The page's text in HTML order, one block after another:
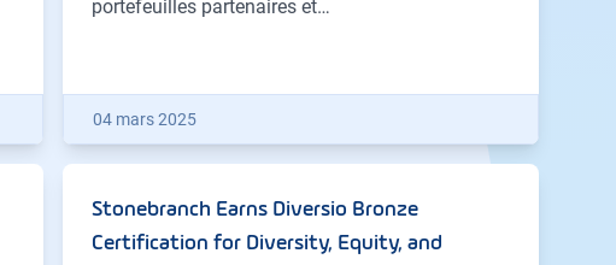
portefeuilles partenaires et…
04 mars 2025
Stonebranch Earns Diversio Bronze
Certification for Diversity, Equity, and